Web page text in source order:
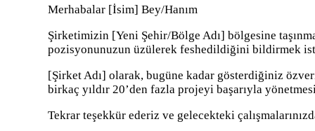
Merhabalar [İsim] Bey/Hanım
Şirketimizin [Yeni Şehir/Bölge Adı] bölgesine
pozisyonunuzun üzülerek feshedildiğini bildirmek
[Şirket Adı] olarak, bugüne kadar gösterdiğiniz
birkaç yıldır 20’den fazla projeyi başarıyla
Tekrar teşekkür ederiz ve gelecekteki